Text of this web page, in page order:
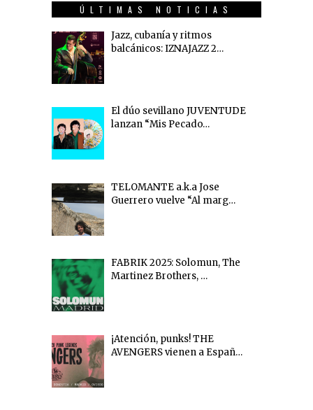
ÚLTIMAS NOTICIAS
Jazz, cubanía y ritmos
balcánicos: IZNAJAZZ 2…
El dúo sevillano JUVENTUDE
lanzan “Mis Pecado…
TELOMANTE a.k.a Jose
Guerrero vuelve “Al marg…
FABRIK 2025: Solomun, The
Martinez Brothers, …
¡Atención, punks! THE
AVENGERS vienen a Españ…